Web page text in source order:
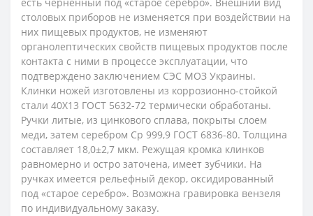
есть черненный под «старое серебро». Внешний вид
столовых приборов не изменяется при воздействии на
них пищевых продуктов, не изменяют
органолептических свойств пищевых продуктов после
контакта с ними в процессе эксплуатации, что
подтверждено заключением СЭС МОЗ Украины.
Клинки ножей изготовлены из коррозионно-стойкой
стали 40Х13 ГОСТ 5632-72 термически обработаны.
Ручки литые, из цинкового сплава, покрыты слоем
меди, затем серебром Ср 999,9 ГОСТ 6836-80. Толщина
составляет 18,0±2,7 мкм. Режущая кромка клинков
равномерно и остро заточена, имеет зубчики. На
ручках имеется рельефный декор, оксидированный
под «старое серебро». Возможна гравировка вензеля
по индивидуальному заказу.